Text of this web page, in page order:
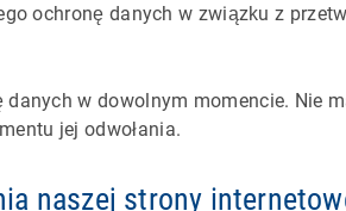
ochronę danych w związku z
w dowolnym momencie. Nie
jej odwołania.
naszej strony